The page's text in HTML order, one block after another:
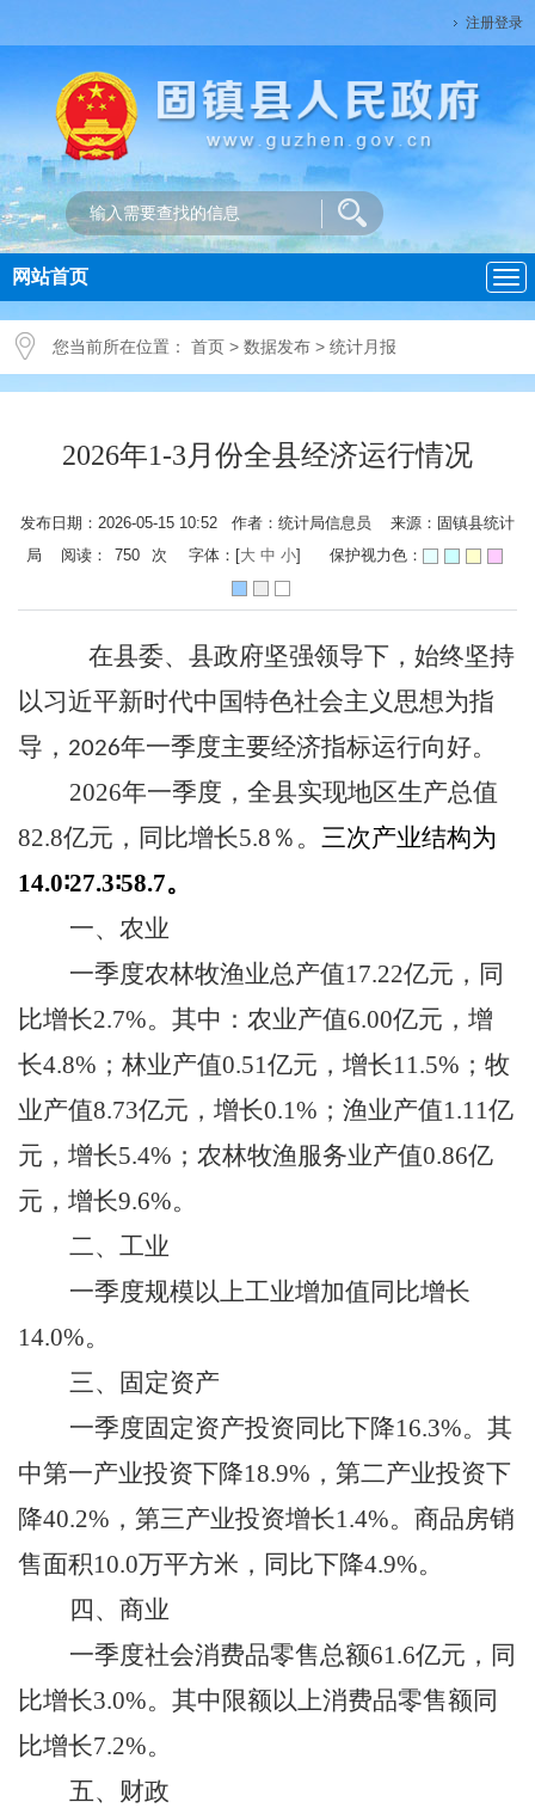
注册登录
导
航
网站首页
您当前所在位置： 首页 > 数据发布 > 统计月报
2026年1-3月份全县经济运行情况
发布日期：2026-05-15 10:52 作者：统计局信息员 来源：固镇县统计
局 阅读：
750 次 字体：[大 中 小] 保护视力色：
在县委、县政府坚强领导下，始终坚持
以习近平新时代中国特色社会主义思想为指
导， 2026年一季度主要经济指标运行向好。
2026年一季度，全县实现地区生产总值
82.8亿元，同比增长5.8 ％。 三次产业结构为
14.0∶27.3∶58.7。
一、 农业
一季度农林牧渔业总产值17.22亿元，同
比增长2.7%。其中：农业产值6.00亿元， 增
长4.8%；林业产值0.51亿元， 增长11.5%；牧
业产值8.73亿元，增长0.1%；渔业产值1.11亿
元， 增长5.4%；农林牧渔服务业产值0.86亿
元，增长9.6%。
二、 工业
一季度规模以上工业增加值同比增长
14.0%。
三、
固定资产
一季度固定资产投资同比下降16.3%。其
中第一产业投资下降18.9%，第二产业投资下
降40.2%，第三产业投资增长1.4%。商品房销
售面积10.0万平方米， 同比下降4.9%。
四、 商业
一季度社会消费品零售总额61.6亿元 ， 同
比增长3.0%。其中限额以上消费品零售额同
比增长7.2%。
五、 财政